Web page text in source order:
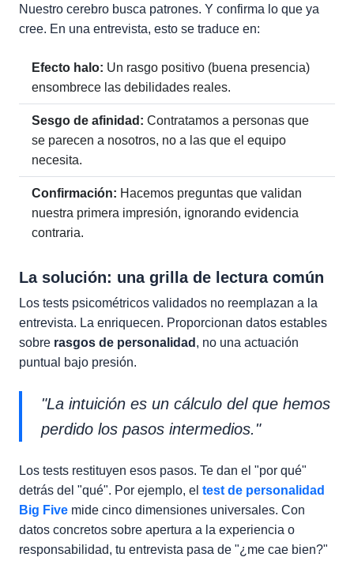
Nuestro cerebro busca patrones. Y confirma lo que ya
cree. En una entrevista, esto se traduce en:
Efecto halo: Un rasgo positivo (buena presencia)
ensombrece las debilidades reales.
Sesgo de afinidad: Contratamos a personas que
se parecen a nosotros, no a las que el equipo
necesita.
Confirmación: Hacemos preguntas que validan
nuestra primera impresión, ignorando evidencia
contraria.
La solución: una grilla de lectura común
Los tests psicométricos validados no reemplazan a la
entrevista. La enriquecen. Proporcionan datos estables
sobre rasgos de personalidad , no una actuación
puntual bajo presión.
"La intuición es un cálculo del que hemos
perdido los pasos intermedios."
Los tests restituyen esos pasos. Te dan el "por qué"
detrás del "qué". Por ejemplo, el test de personalidad
Big Five mide cinco dimensiones universales. Con
datos concretos sobre apertura a la experiencia o
responsabilidad, tu entrevista pasa de "¿me cae bien?"